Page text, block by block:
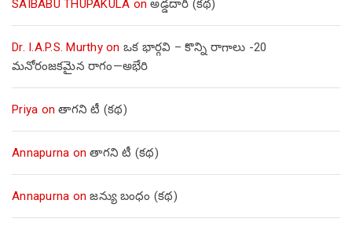
SAIBABU THUPAKULA onఅడ్డదారి (కథ)
Dr. I.A.P.S. Murthyon ఒక భార్గవి – కొన్ని రాగాలు -20
మనోరంజకమైన రాగం—అభేరి
Priya onతాగని టీ (కథ)
Annapurna onతాగని టీ (కథ)
Annapurna onజన్యు బంధం (కథ)